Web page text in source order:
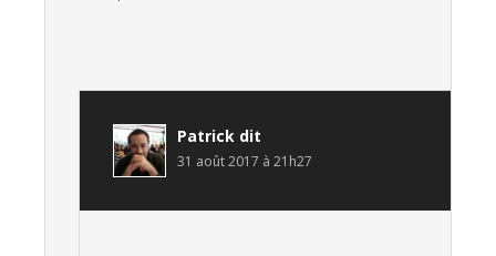
Patrick dit
31 août 2017 à 21h27